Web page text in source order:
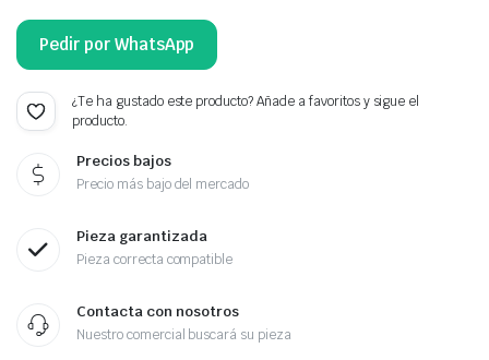
Pedir por WhatsApp
¿Te ha gustado este producto? Añade a favoritos y sigue el
producto.
Precios bajos
Precio más bajo del mercado
Pieza garantizada
Pieza correcta compatible
Contacta con nosotros
Nuestro comercial buscará su pieza